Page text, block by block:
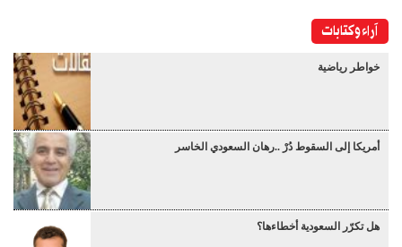
آراء وكتابات
خواطر رياضية
أمريكا إلى السقوط دُرْ ..رهان السعودي الخاسر
هل تكرّر السعودية أخطاءها؟